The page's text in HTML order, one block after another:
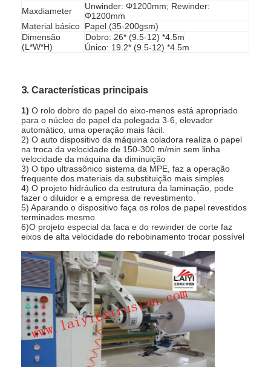
Casa
Produtos
Sobre nós
Maxdiameter
Unwinder: Φ1200mm; Rewinder:
Φ1200mm
Material básico Papel (35-200gsm)
Dimensão
(L*W*H)
Dobro: 26* (9.5-12) *4.5m
Único: 19.2* (9.5-12) *4.5m
3.Características principais
1)O rolo dobro do papel do eixo-menos está apropriado
para o núcleo do papel da polegada 3-6, elevador
automático, uma operação mais fácil.
2) O auto dispositivo da máquina coladora realiza o papel
na troca da velocidade de 150-300 m/min sem linha
velocidade da máquina da diminuição
3) O tipo ultrassônico sistema da MPE, faz a operação
frequente dos materiais da substituição mais simples
4) O projeto hidráulico da estrutura da laminação, pode
fazer o diluidor e a empresa de revestimento.
5) Aparando o dispositivo faça os rolos de papel revestidos
terminados mesmo
6)O projeto especial da faca e do rewinder de corte faz
eixos de alta velocidade do rebobinamento trocar possível